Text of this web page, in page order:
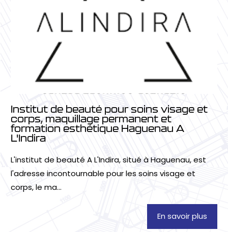
Institut de beauté pour soins visage et
corps, maquillage permanent et
formation esthétique Haguenau A
L'Indira
L'institut de beauté A L'Indira, situé à Haguenau, est
l'adresse incontournable pour les soins visage et
corps, le ma...
En savoir plus